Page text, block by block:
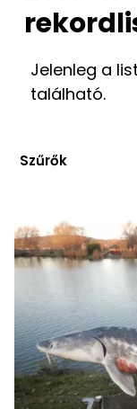
Jelenleg a
található.
Szűrők